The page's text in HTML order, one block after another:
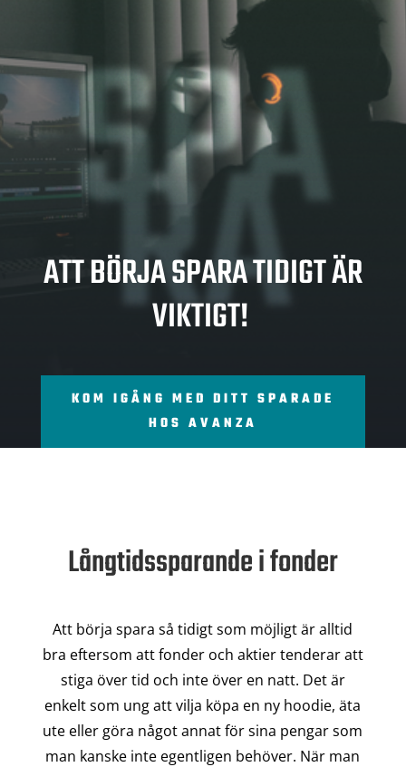
SPA
RA
ATT BÖRJA SPARA TIDIGT ÄR
VIKTIGT!
KOM IGÅNG MED DITT SPARADE
HOS AVANZA
Långtidssparande i fonder
Att börja spara så tidigt som möjligt är alltid
bra eftersom att fonder och aktier tenderar att
stiga över tid och inte över en natt. Det är
enkelt som ung att vilja köpa en ny hoodie, äta
ute eller göra något annat för sina pengar som
man kanske inte egentligen behöver. När man